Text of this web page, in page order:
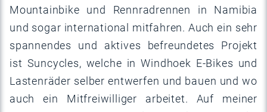
Mountainbike und Rennradrennen in Namibia
und sogar international mitfahren. Auch ein sehr
spannendes und aktives befreundetes Projekt
ist Suncycles, welche in Windhoek E-Bikes und
Lastenräder selber entwerfen und bauen und wo
auch ein Mitfreiwilliger arbeitet. Auf meiner